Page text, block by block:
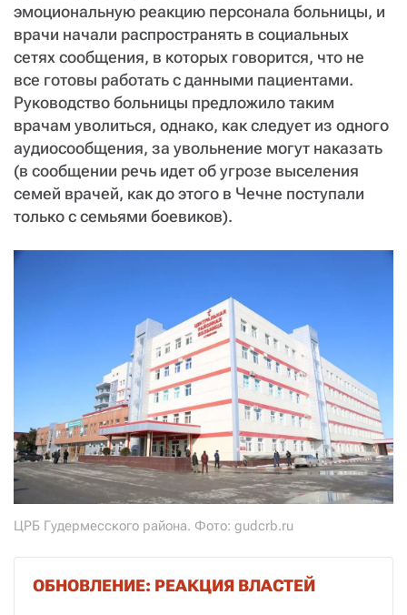
эмоциональную реакцию персонала больницы, и
врачи начали распространять в социальных
сетях сообщения, в которых говорится, что не
все готовы работать с данными пациентами.
Руководство больницы предложило таким
врачам уволиться, однако, как следует из одного
аудиосообщения, за увольнение могут наказать
(в сообщении речь идет об угрозе выселения
семей врачей, как до этого в Чечне поступали
только с семьями боевиков).
ЦРБ Гудермесского района. Фото: gudcrb.ru
ОБНОВЛЕНИЕ: РЕАКЦИЯ ВЛАСТЕЙ